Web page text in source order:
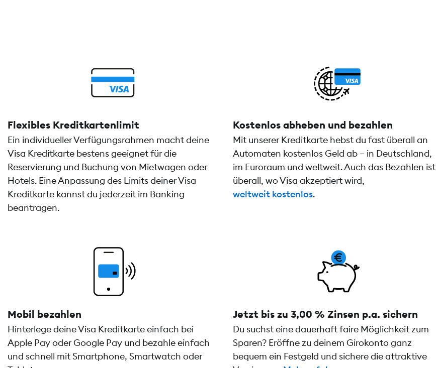
Flexibles Kreditkartenlimit
Ein individueller Verfügungsrahmen macht deine
Visa Kreditkarte bestens geeignet für die
Reservierung und Buchung von Mietwagen oder
Hotels. Eine Anpassung des Limits deiner Visa
Kreditkarte kannst du jederzeit im Banking
beantragen.
Kostenlos abheben und bezahlen
Mit unserer Kreditkarte hebst du fast überall an
Automaten kostenlos Geld ab – in Deutschland,
im Euroraum und weltweit. Auch das Bezahlen ist
überall, wo Visa akzeptiert wird,
weltweit kostenlos.
Mobil bezahlen
Hinterlege deine Visa Kreditkarte einfach bei
Apple Pay oder Google Pay und bezahle einfach
und schnell mit Smartphone, Smartwatch oder
Jetzt bis zu 3,00 % Zinsen p.a. sichern
Du suchst eine dauerhaft faire Möglichkeit zum
Sparen? Eröffne zu deinem Girokonto ganz
bequem ein Festgeld und sichere die attraktive